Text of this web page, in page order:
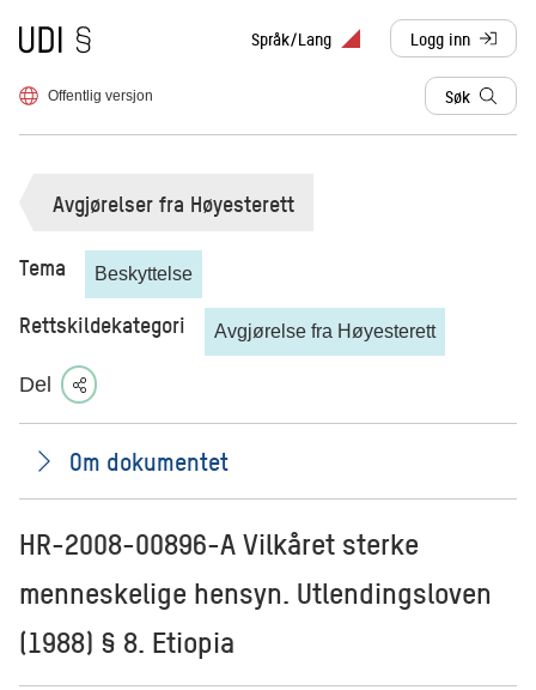
Til forsiden Språk/Lang Logg inn
, sendes til
Offentlig versjon Søk
Avgjørelser fra Høyesterett
Tema Beskyttelse
Rettskildekategori Avgjørelse fra Høyesterett
Del
Om dokumentet
HR-2008-00896-A Vilkåret sterke
menneskelige hensyn. Utlendingsloven
(1988) § 8. Etiopia